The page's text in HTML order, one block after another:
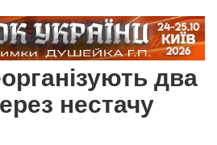
два
нестачу